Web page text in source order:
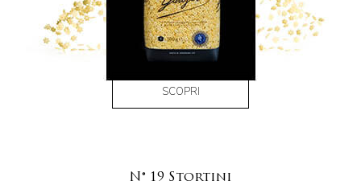
SCOPRI
N° 19 Stortini